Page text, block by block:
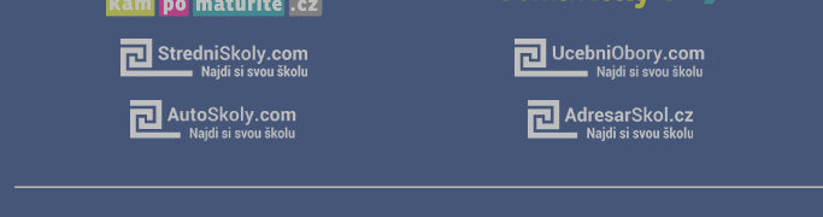
Karviná (2)
Textilní a obuvnické
Zemědělské a ekologické